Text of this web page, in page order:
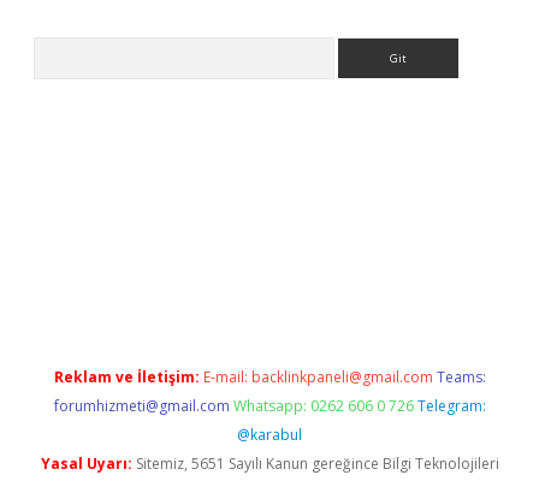
Reklam ve İletişim: E-mail: backlinkpaneli@gmail.com Teams:
forumhizmeti@gmail.com Whatsapp: 0262 606 0 726 Telegram:
@karabul
Yasal Uyarı: Sitemiz, 5651 Sayılı Kanun gereğince Bilgi Teknolojileri